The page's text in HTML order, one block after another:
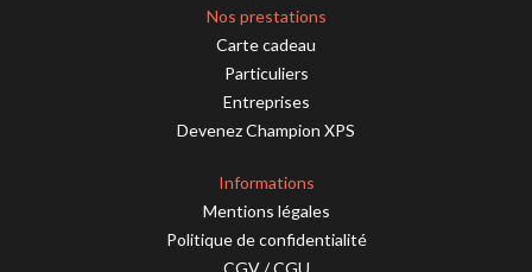
Nos prestations
Carte cadeau
Particuliers
Entreprises
Devenez Champion XPS
Informations
Mentions légales
Politique de confidentialité